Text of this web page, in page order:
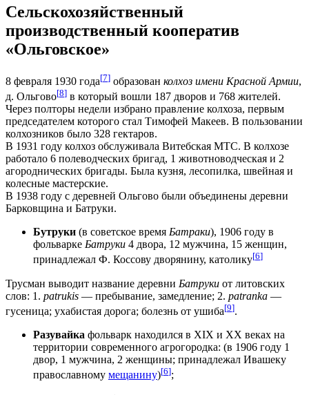
Сельскохозяйственный
производственный кооператив
«Ольговское»
8 февраля 1930 года[7] образован колхоз имени Красной Армии,
д. Ольгово[8] в который вошли 187 дворов и 768 жителей.
Через полторы недели избрано правление колхоза, первым
председателем которого стал Тимофей Макеев. В пользовании
колхозников было 328 гектаров.
В 1931 году колхоз обслуживала Витебская МТС. В колхозе
работало 6 полеводческих бригад, 1 животноводческая и 2
агороднических бригады. Была кузня, лесопилка, швейная и
колесные мастерские.
В 1938 году с деревней Ольгово были объединены деревни
Барковщина и Батруки.
Бутруки (в советское время Батраки), 1906 году в
фольварке Батруки 4 двора, 12 мужчина, 15 женщин,
принадлежал Ф. Коссову дворянину, католику[6]
Трусман выводит название деревни Батруки от литовских
слов: 1. patrukis — пребывание, замедление; 2. patranka —
гусеница; ухабистая дорога; болезнь от ушиба[9].
Разувайка фольварк находился в XIX и XX веках на
территории современного агрогородка: (в 1906 году 1
двор, 1 мужчина, 2 женщины; принадлежал Ивашеку
православному мещанину)[6];